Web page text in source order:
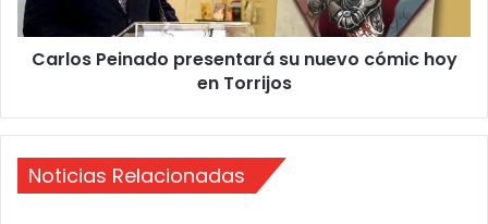
a
r
a
e
i
e
Carlos Peinado presentará su nuevo cómic hoy
en Torrijos
Noticias Relacionadas